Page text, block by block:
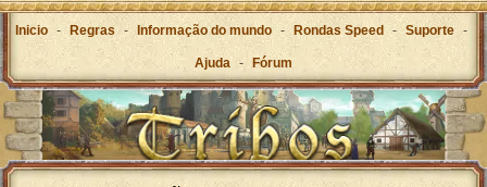
Inicio - Regras - Informação do mundo - Rondas Speed - Suporte -
Ajuda - Fórum